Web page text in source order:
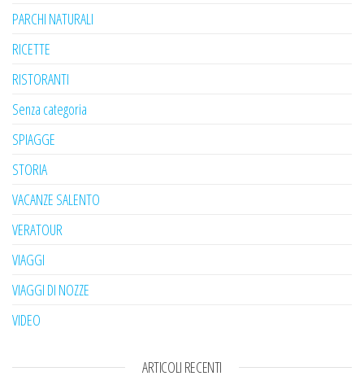
PARCHI NATURALI
RICETTE
RISTORANTI
Senza categoria
SPIAGGE
STORIA
VACANZE SALENTO
VERATOUR
VIAGGI
VIAGGI DI NOZZE
VIDEO
ARTICOLI RECENTI